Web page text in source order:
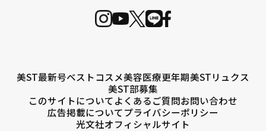
美ST最新号ベストコスメ美容医療更年期美STリュクス
美ST部募集
このサイトについてよくあるご質問お問い合わせ
広告掲載についてプライバシーポリシー
光文社オフィシャルサイト